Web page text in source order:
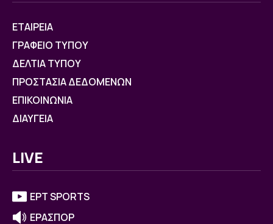
ΕΤΑΙΡΕΙΑ
ΓΡΑΦΕΙΟ ΤΥΠΟΥ
ΔΕΛΤΙΑ ΤΥΠΟΥ
ΠΡΟΣΤΑΣΙΑ ΔΕΔΟΜΕΝΩΝ
ΕΠΙΚΟΙΝΩΝΙΑ
ΔΙΑΥΓΕΙΑ
LIVE
ΕΡΤ SPORTS
ΕΡΑΣΠΟΡ